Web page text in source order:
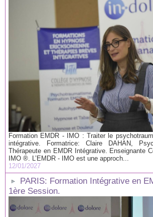
Formation EMDR - IMO : Traiter le
intégrative. Formatrice: Claire DAHAN,
Thérapeute en EMDR Intégrative. Enseignante
IMO ®. L’EMDR - IMO est une approch...
12/01/2027
PARIS: Formation Intégrative en
1ère Session.